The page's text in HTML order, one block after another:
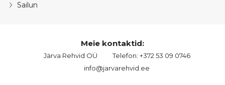
Sailun
Meie kontaktid:
Järva Rehvid OÜ
Telefon: +372 53 09 0746
info@jarvarehvid.ee